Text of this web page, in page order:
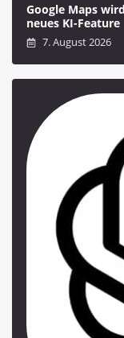
Google Maps
neues KI-Feature
7. August 2026